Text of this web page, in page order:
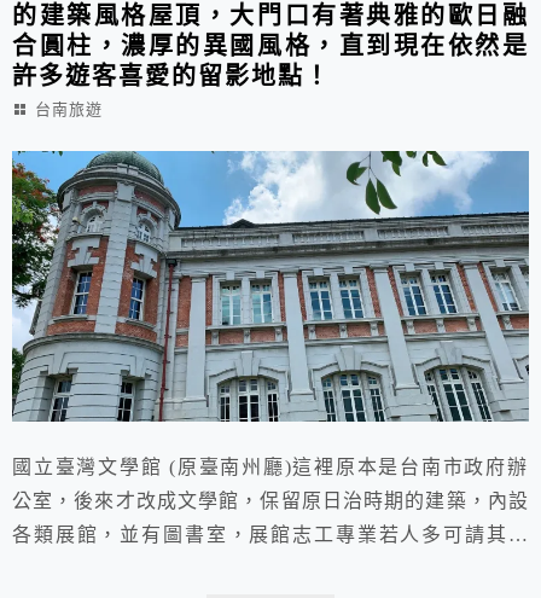
的建築風格屋頂，大門口有著典雅的歐日融
合圓柱，濃厚的異國風格，直到現在依然是
許多遊客喜愛的留影地點！
台南旅遊
國立臺灣文學館 (原臺南州廳)這裡原本是台南市政府辦
公室，後來才改成文學館，保留原日治時期的建築，內設
各類展館，並有圖書室，展館志工專業若人多可請其解